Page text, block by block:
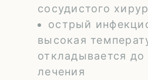
сосудистого
острый
высокая
откладывается до
лечения